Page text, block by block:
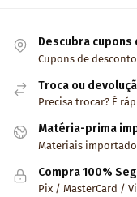
Descubra
Cupons de
Troca ou
Precisa trocar? É
Matéria-prima
Materiais
Compra 100%
Pix / MasterCard /